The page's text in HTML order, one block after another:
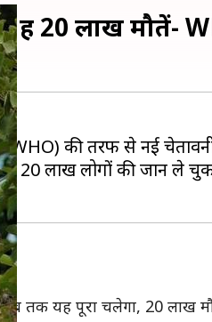
हैं 20 लाख मौतें-
की तरफ से नई
लाख लोगों की जान ले चुका
"जब तक यह पूरा चलेगा, 20